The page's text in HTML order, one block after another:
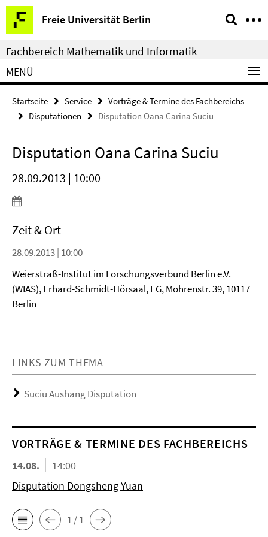
Springe
direkt
zu
Inhalt
Freie Universität Berlin
Service-
Navigation
Fachbereich Mathematik und Informatik
MENÜ
Startseite Service
Vorträge & Termine des Fachbereichs
Disputationen
Disputation Oana Carina Suciu
Disputation Oana Carina Suciu
28.09.2013 | 10:00
Zeit & Ort
28.09.2013 | 10:00
Weierstraß-Institut im Forschungsverbund Berlin e.V.
(WIAS), Erhard-Schmidt-Hörsaal, EG, Mohrenstr. 39, 10117
Berlin
LINKS ZUM THEMA
Suciu Aushang Disputation
VORTRÄGE & TERMINE DES FACHBEREICHS
14.08.
14:00
Disputation Dongsheng Yuan
1 / 1